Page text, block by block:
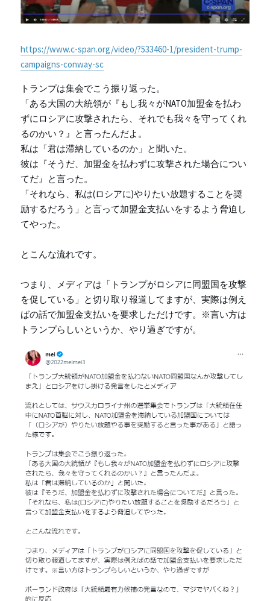
https://www.c-span.org/video/?533460-1/president-trump-
campaigns-conway-sc
トランプは集会でこう振り返った。
「ある大国の大統領が『もし我々がNATO加盟金を払わ
ずにロシアに攻撃されたら、それでも我々を守ってくれ
るのかい？』と言ったんだよ。
私は「君は滞納しているのか」と聞いた。
彼は『そうだ、加盟金を払わずに攻撃された場合につい
てだ』と言った。
「それなら、私は(ロシアに)やりたい放題することを奨
励するだろう」と言って加盟金支払いをするよう脅迫し
てやった。
とこんな流れです。
つまり、メディアは「トランプがロシアに同盟国を攻撃
を促している」と切り取り報道してますが、実際は例え
ばの話で加盟金支払いを要求しただけです。※言い方は
トランプらしいというか、やり過ぎですが。